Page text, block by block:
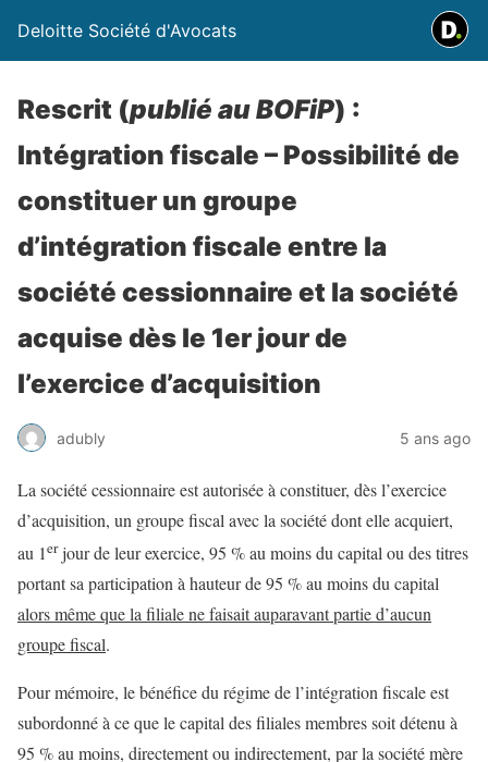
Deloitte Société d'Avocats
Rescrit (publié au BOFiP) :
Intégration fiscale – Possibilité de
constituer un groupe
d’intégration fiscale entre la
société cessionnaire et la société
acquise dès le 1er jour de
l’exercice d’acquisition
adubly 5 ans ago
La société cessionnaire est autorisée à constituer, dès l’exercice
d’acquisition, un groupe fiscal avec la société dont elle acquiert,
au 1erjour de leur exercice, 95 % au moins du capital ou des titres
portant sa participation à hauteur de 95 % au moins du capital
alors même que la filiale ne faisait auparavant partie d’aucun
groupe fiscal.
Pour mémoire, le bénéfice du régime de l’intégration fiscale est
subordonné à ce que le capital des filiales membres soit détenu à
95 % au moins, directement ou indirectement, par la société mère